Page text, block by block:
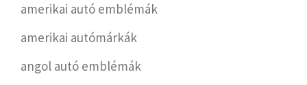
amerikai autó emblémák
amerikai autómárkák
angol autó emblémák